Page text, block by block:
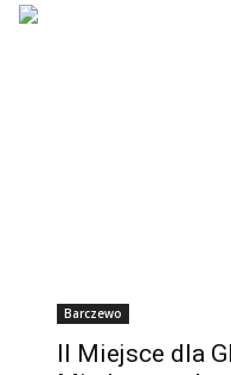
Barczewo
II Miejsce dla